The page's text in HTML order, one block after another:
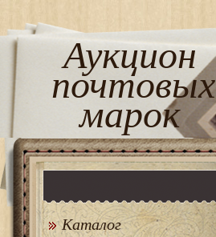
Аукцион
почтовых
марок
Каталог